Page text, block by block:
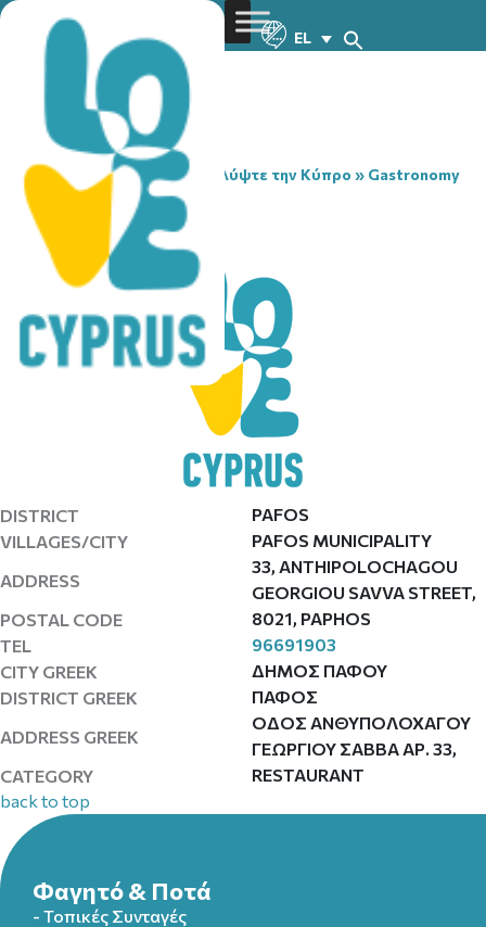
EL
You are here:Home» Ανακαλύψτε την Κύπρο » Gastronomy
» BAOPAC
BAOPAC
DISTRICT
PAFOS
VILLAGES/CITY
PAFOS MUNICIPALITY
ADDRESS
33, ANTHIPOLOCHAGOU
GEORGIOU SAVVA STREET,
POSTAL CODE
8021, PAPHOS
TEL
96691903
CITY GREEK
ΔΗΜΟΣ ΠΑΦΟΥ
DISTRICT GREEK
ΠΑΦΟΣ
ADDRESS GREEK
ΟΔΟΣ ΑΝΘΥΠΟΛΟΧΑΓΟΥ
ΓΕΩΡΓΙΟΥ ΣΑΒΒΑ ΑΡ. 33,
CATEGORY
RESTAURANT
back to top
Φαγητό & Ποτά
- Τοπικές Συνταγές